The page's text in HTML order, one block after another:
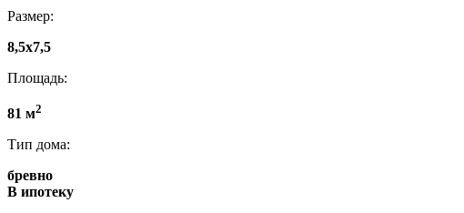
Размер:
8,5x7,5
Площадь:
81 м2
Тип дома:
бревно
В ипотеку